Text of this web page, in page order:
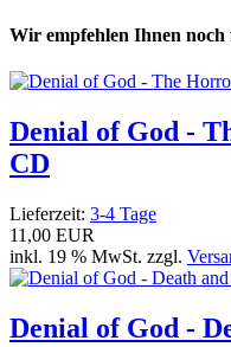
Wir empfehlen Ihnen noch
Denial of God -
CD
Lieferzeit: 3-4 Tage
11,00 EUR
inkl. 19 % MwSt. zzgl.
Denial of God -